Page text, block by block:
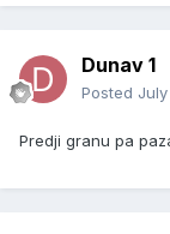
Dunav 1
Posted
Predji granu pa